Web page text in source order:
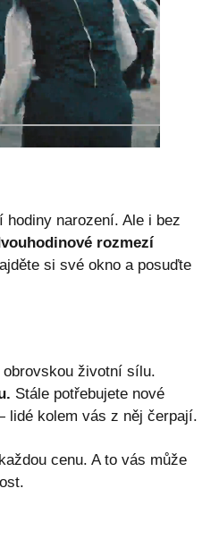
narození. Ale i bez
rozmezí
si své okno a posuďte
životní sílu.
Stále potřebujete nové
lidé kolem vás z něj čerpají.
cenu. A to vás může